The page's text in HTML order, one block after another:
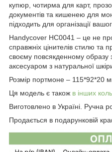
купюр, чотирма для карт,
документів та кишенею для
підходить для організації
Handycover HC0041 – це не
справжніх цінителів стилю та
своєму повсякденному образу
аксесуаром з натуральної
Розмір портмоне – 115*92*20
Ця модель є також в інших
Виготовлено в Україні. Ручна
Продається в подарунковій